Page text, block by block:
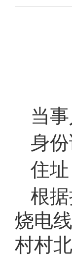
当
身份
住址
根
烧电
村村